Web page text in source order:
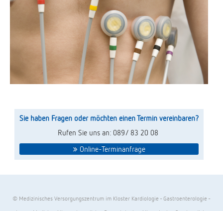
Sie haben Fragen oder möchten einen Termin vereinbaren?
Rufen Sie uns an: 089/ 83 20 08
Online-Terminanfrage
© Medizinisches Versorgungszentrum im Kloster Kardiologie - Gastroenterologie -